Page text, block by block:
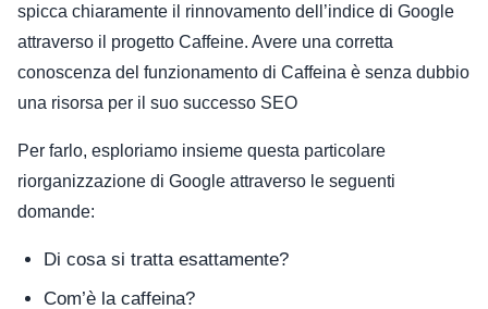
spicca chiaramente il rinnovamento dell’indice di Google
attraverso il progetto Caffeine. Avere una corretta
conoscenza del funzionamento di Caffeina è senza dubbio
una risorsa per il suo successo SEO
Per farlo, esploriamo insieme questa particolare
riorganizzazione di Google attraverso le seguenti
domande:
Di cosa si tratta esattamente?
Com’è la caffeina?